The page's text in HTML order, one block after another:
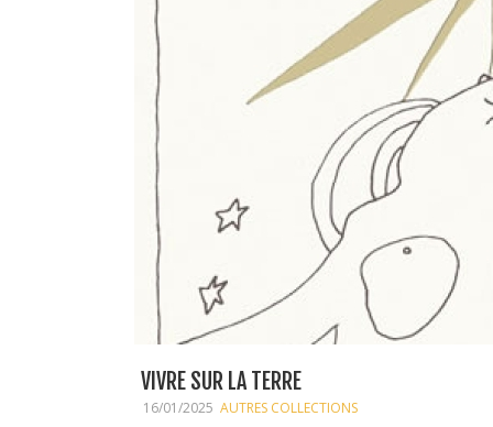
VIVRE SUR LA TERRE
16/01/2025 AUTRES COLLECTIONS